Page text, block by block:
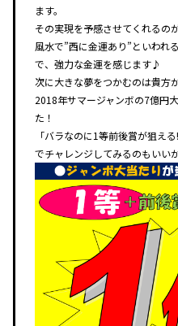
ます。
その実現を予感させてくれるの
風水で”西に金運あり”といわれ
で、強力な金運を感じます♪
次に大きな夢をつかむのは貴方
2018年サマージャンボの7億円
た！
「バラなのに1等前後賞が狙え
でチャレンジしてみるのもいいか